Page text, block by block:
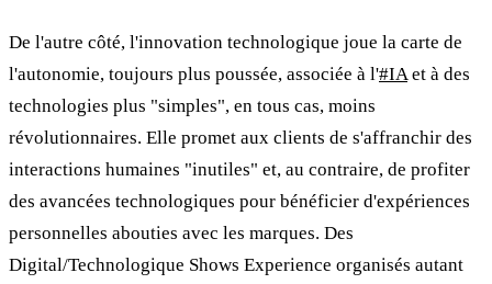
De l'autre côté, l'innovation technologique joue la carte de
l'autonomie, toujours plus poussée, associée à l'#IAet à des
technologies plus "simples", en tous cas, moins
révolutionnaires. Elle promet aux clients de s'affranchir des
interactions humaines "inutiles" et, au contraire, de profiter
des avancées technologiques pour bénéficier d'expériences
personnelles abouties avec les marques. Des
Digital/Technologique Shows Experience organisés autant